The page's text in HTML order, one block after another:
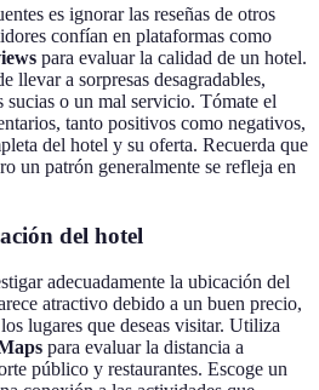
es ignorar las reseñas de otros
confían en plataformas como
para evaluar la calidad de un hotel.
llevar a sorpresas desagradables,
sucias o un mal servicio. Tómate el
tanto positivos como negativos,
del hotel y su oferta. Recuerda que
un patrón generalmente se refleja en
del hotel
adecuadamente la ubicación del
atractivo debido a un buen precio,
lugares que deseas visitar. Utiliza
para evaluar la distancia a
público y restaurantes. Escoge un